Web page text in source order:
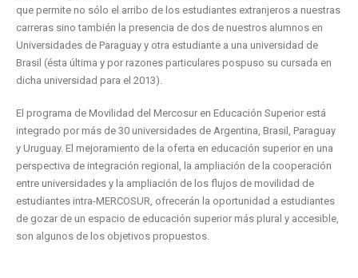
que permite no sólo el arribo de los estudiantes extranjeros a nuestras
carreras sino también la presencia de dos de nuestros alumnos en
Universidades de Paraguay y otra estudiante a una universidad de
Brasil (ésta última y por razones particulares pospuso su cursada en
dicha universidad para el 2013).
El programa de Movilidad del Mercosur en Educación Superior está
integrado por más de 30 universidades de Argentina, Brasil, Paraguay
y Uruguay. El mejoramiento de la oferta en educación superior en una
perspectiva de integración regional, la ampliación de la cooperación
entre universidades y la ampliación de los flujos de movilidad de
estudiantes intra-MERCOSUR, ofrecerán la oportunidad a estudiantes
de gozar de un espacio de educación superior más plural y accesible,
son algunos de los objetivos propuestos.